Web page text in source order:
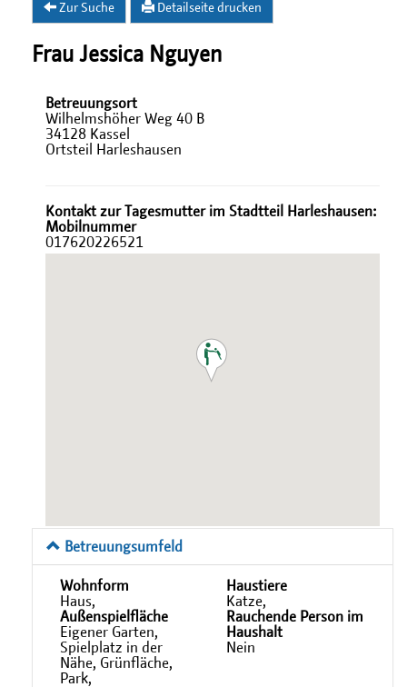
Zur Suche Detailseite drucken
Frau Jessica Nguyen
Betreuungsort
Wilhelmshöher Weg 40 B
34128 Kassel
Ortsteil Harleshausen
Kontakt zur Tagesmutter im Stadtteil Harleshausen:
Mobilnummer
017620226521
Betreuungsumfeld
Wohnform
Haus,
Haustiere
Katze,
Außenspielfläche
Eigener Garten,
Spielplatz in der
Nähe, Grünfläche,
Park,
Rauchende Person im
Haushalt
Nein